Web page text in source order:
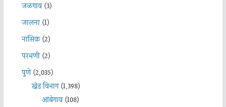
जळगाव(3)
जालना(1)
नासिक(2)
परभणी(2)
पुणे(2,035)
खेड विभाग(1,398)
आंबेगाव(108)